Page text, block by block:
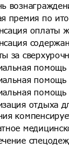
премия по
оплаты
за
помощь
отдыха